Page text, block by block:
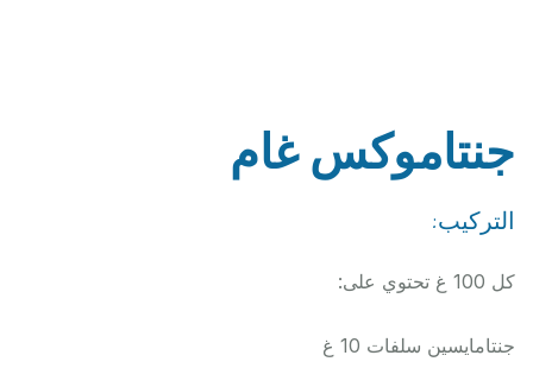
جنتاموكس غام
التركيب:
كل 100 غ تحتوي على:
جنتامايسين سلفات 10 غ